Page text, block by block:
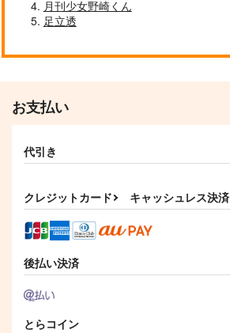
月刊少女野崎くん
足立透
お支払い
代引き
クレジットカード キャッシュレス決済
後払い決済
とらコイン